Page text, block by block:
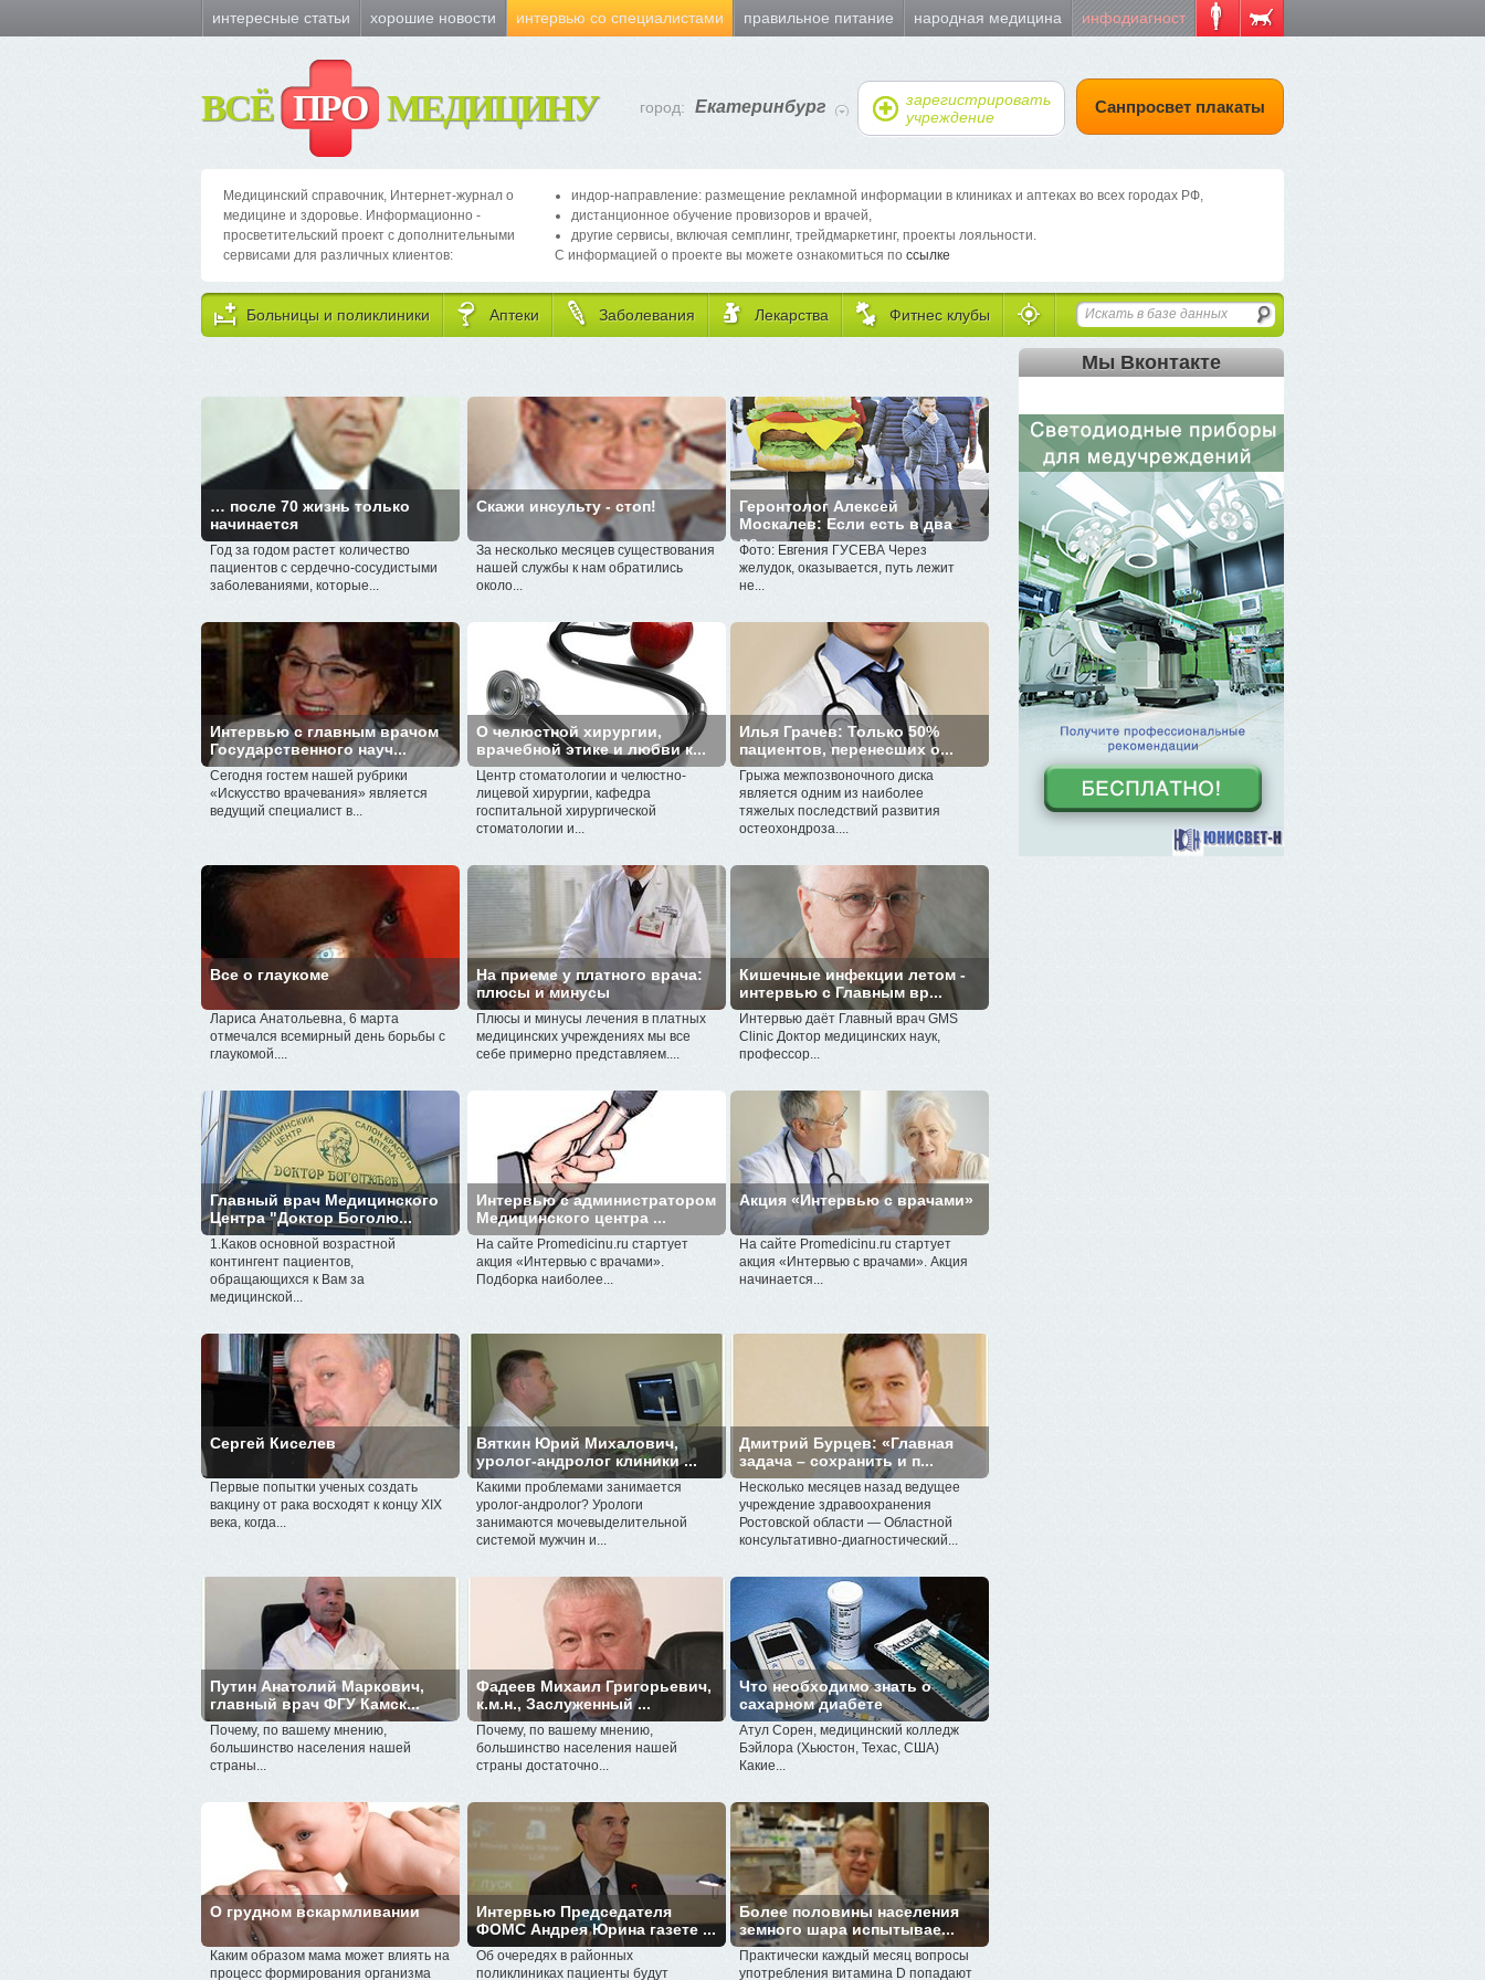
интересные статьи хорошие новости интервью со специалистами правильное питание народная медицина инфодиагност
ВСЁ ПРО МЕДИЦИНУ город: Екатеринбург
зарегистрировать
учреждение
Санпросвет плакаты
Медицинский справочник, Интернет-журнал о
медицине и здоровье. Информационно -
просветительский проект с дополнительными
сервисами для различных клиентов:
индор-направление: размещение рекламной информации в клиниках и аптеках во всех городах РФ,
дистанционное обучение провизоров и врачей,
другие сервисы, включая семплинг, трейдмаркетинг, проекты лояльности.
С информацией о проекте вы можете ознакомиться по ссылке
Больницы и поликлиники Аптеки Заболевания Лекарства Фитнес клубы
… после 70 жизнь только
начинается
Год за годом растет количество
пациентов с сердечно-сосудистыми
заболеваниями, которые...
Скажи инсульту - стоп!
За несколько месяцев существования
нашей службы к нам обратились
около...
Геронтолог Алексей
Москалев: Если есть в два
ра...
Фото: Евгения ГУСЕВА Через
желудок, оказывается, путь лежит
не...
Интервью с главным врачом
Государственного науч...
Сегодня гостем нашей рубрики
«Искусство врачевания» является
ведущий специалист в...
О челюстной хирургии,
врачебной этике и любви к...
Центр стоматологии и челюстно-
лицевой хирургии, кафедра
госпитальной хирургической
стоматологии и...
Илья Грачев: Только 50%
пациентов, перенесших о...
Грыжа межпозвоночного диска
является одним из наиболее
тяжелых последствий развития
остеохондроза....
Все о глаукоме
Лариса Анатольевна, 6 марта
отмечался всемирный день борьбы с
глаукомой....
На приеме у платного врача:
плюсы и минусы
Плюсы и минусы лечения в платных
медицинских учреждениях мы все
себе примерно представляем....
Кишечные инфекции летом -
интервью с Главным вр...
Интервью даёт Главный врач GMS
Clinic Доктор медицинских наук,
профессор...
Главный врач Медицинского
Центра "Доктор Боголю...
1.Каков основной возрастной
контингент пациентов,
обращающихся к Вам за
медицинской...
Интервью с администратором
Медицинского центра ...
На сайте Promedicinu.ru стартует
акция «Интервью с врачами».
Подборка наиболее...
Акция «Интервью с врачами»
На сайте Promedicinu.ru стартует
акция «Интервью с врачами». Акция
начинается...
Сергей Киселев
Первые попытки ученых создать
вакцину от рака восходят к концу XIX
века, когда...
Вяткин Юрий Михалович,
уролог-андролог клиники ...
Какими проблемами занимается
уролог-андролог? Урологи
занимаются мочевыделительной
системой мужчин и...
Дмитрий Бурцев: «Главная
задача – сохранить и п...
Несколько месяцев назад ведущее
учреждение здравоохранения
Ростовской области — Областной
консультативно-диагностический...
Путин Анатолий Маркович,
главный врач ФГУ Камск...
Почему, по вашему мнению,
большинство населения нашей
страны...
Фадеев Михаил Григорьевич,
к.м.н., Заслуженный ...
Почему, по вашему мнению,
большинство населения нашей
страны достаточно...
Что необходимо знать о
сахарном диабете
Атул Сорен, медицинский колледж
Бэйлора (Хьюстон, Техас, США)
Какие...
О грудном вскармливании
Каким образом мама может влиять на
процесс формирования организма
Интервью Председателя
ФОМС Андрея Юрина газете ...
Об очередях в районных
поликлиниках пациенты будут
Более половины населения
земного шара испытывае...
Практически каждый месяц вопросы
употребления витамина D попадают
Мы Вконтакте